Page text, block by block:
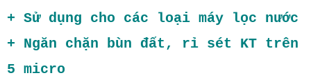
+ Sử dụng cho các loại máy lọc nước
+ Ngăn chặn bùn đất, rỉ sét KT trên
5 micro